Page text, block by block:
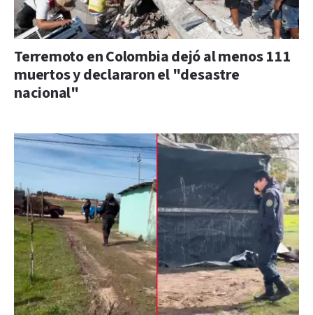
Terremoto en Colombia dejó al menos 111
muertos y declararon el "desastre
nacional"